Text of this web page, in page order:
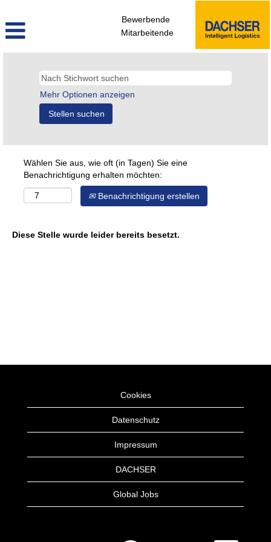
Bewerbende
Mitarbeitende
Mehr Optionen anzeigen
Wählen Sie aus, wie oft (in Tagen) Sie eine
Benachrichtigung erhalten möchten:
Benachrichtigung erstellen
Diese Stelle wurde leider bereits besetzt.
Cookies
Datenschutz
Impressum
DACHSER
Global Jobs